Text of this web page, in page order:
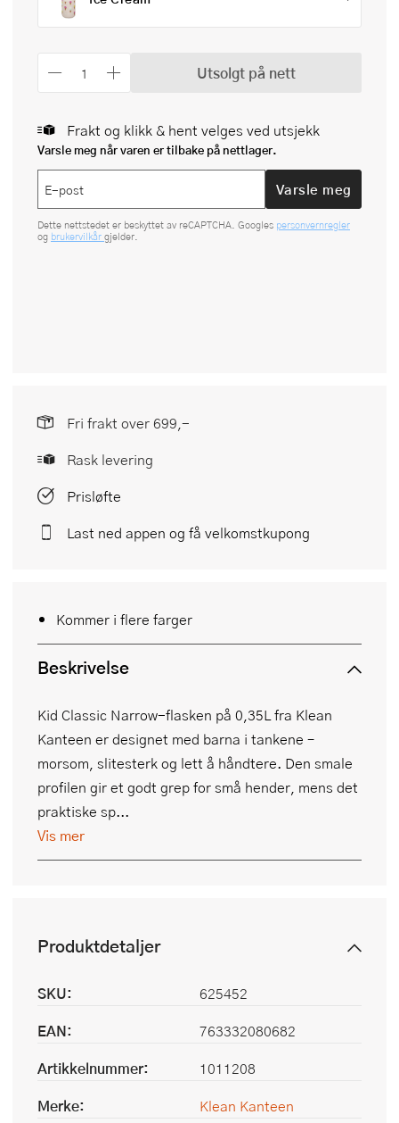
Utsolgt på nett
Frakt og klikk & hent velges ved utsjekk
Varsle meg når varen er tilbake på nettlager.
Varsle meg
Dette nettstedet er beskyttet av reCAPTCHA. Googles personvernregler
og brukervilkår gjelder.
Kommer i flere farger
Beskrivelse
Kid Classic Narrow-flasken på 0,35L fra Klean
Kanteen er designet med barna i tankene –
morsom, slitesterk og lett å håndtere. Den smale
profilen gir et godt grep for små hender, mens det
praktiske sp...
Vis mer
Fri frakt over 699,-
Rask levering
Prisløfte
Last ned appen og få velkomstkupong
Produktdetaljer
SKU:
625452
EAN:
763332080682
Artikkelnummer:
1011208
Merke:
Klean Kanteen